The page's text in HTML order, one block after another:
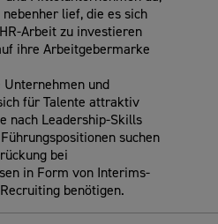
lief, die es sich
Arbeit zu investieren
ihre Arbeitgebermarke
und
für Talente attraktiv
nach Leadership-Skills
suchen
bei
in Form von Interims-
benötigen.